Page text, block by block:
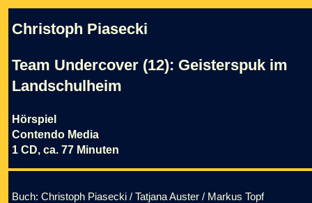
Christoph Piasecki
Team Undercover (12): Geisterspuk im
Landschulheim
Hörspiel
Contendo Media
1 CD, ca. 77 Minuten
Buch: Christoph Piasecki / Tatjana Auster / Markus Topf